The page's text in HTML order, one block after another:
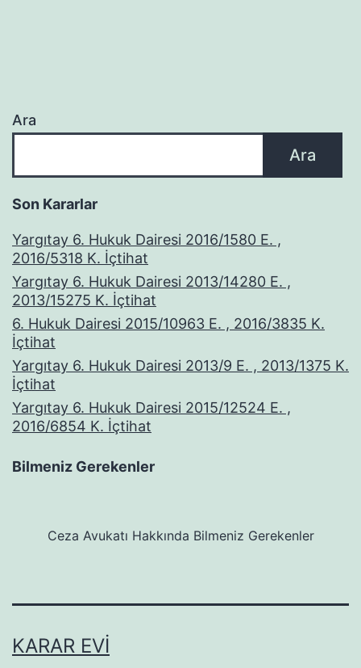
Ara
Ara
Son Kararlar
Yargıtay 6. Hukuk Dairesi 2016/1580 E. ,
2016/5318 K. İçtihat
Yargıtay 6. Hukuk Dairesi 2013/14280 E. ,
2013/15275 K. İçtihat
6. Hukuk Dairesi 2015/10963 E. , 2016/3835 K.
İçtihat
Yargıtay 6. Hukuk Dairesi 2013/9 E. , 2013/1375 K.
İçtihat
Yargıtay 6. Hukuk Dairesi 2015/12524 E. ,
2016/6854 K. İçtihat
Bilmeniz Gerekenler
Ceza Avukatı Hakkında Bilmeniz Gerekenler
KARAR EVI